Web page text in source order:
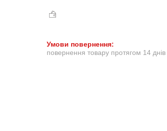
повернення товару протягом 14 днів